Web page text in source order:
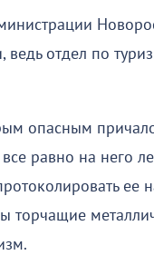
отдел по
опасным
равно на него
ее
торчащие